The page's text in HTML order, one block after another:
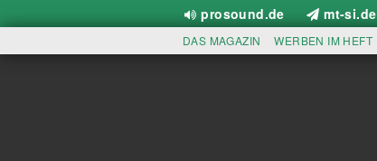
prosound.de mt-si.de
DAS MAGAZIN WERBEN IM HEFT